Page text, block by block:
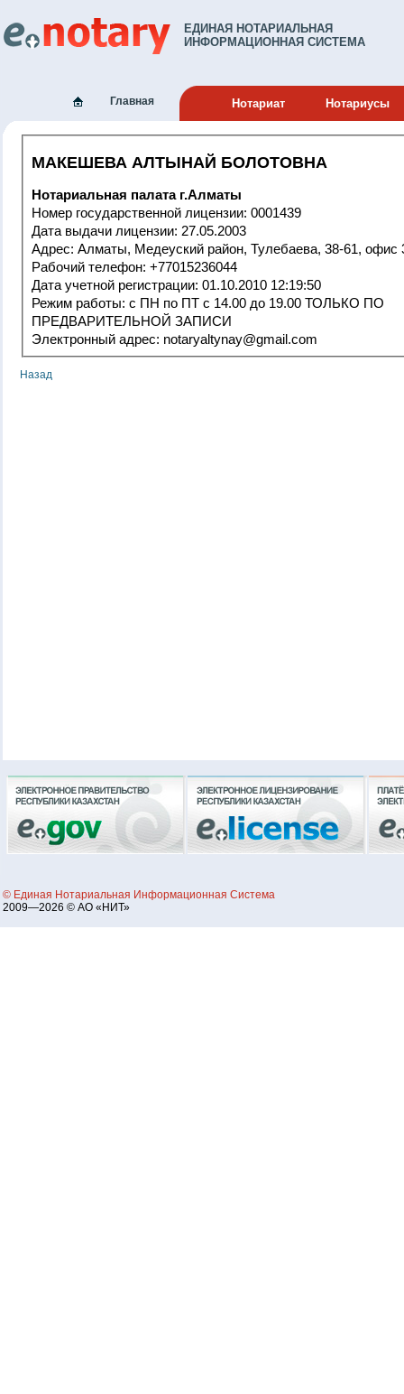
ЕДИНАЯ НОТАРИАЛЬНАЯ
ИНФОРМАЦИОННАЯ СИСТЕМА
Главная Нотариат Нотариусы
МАКЕШЕВА АЛТЫНАЙ БОЛОТОВНА
Нотариальная палата г.Алматы
Номер государственной лицензии: 0001439
Дата выдачи лицензии: 27.05.2003
Адрес: Алматы, Медеуский район, Тулебаева, 38-61, офис
Рабочий телефон: +77015236044
Дата учетной регистрации: 01.10.2010 12:19:50
Режим работы: с ПН по ПТ с 14.00 до 19.00 ТОЛЬКО ПО
ПРЕДВАРИТЕЛЬНОЙ ЗАПИСИ
Электронный адрес: notaryaltynay@gmail.com
Назад
© Единая Нотариальная Информационная Система
2009—2026 © АО «НИТ»